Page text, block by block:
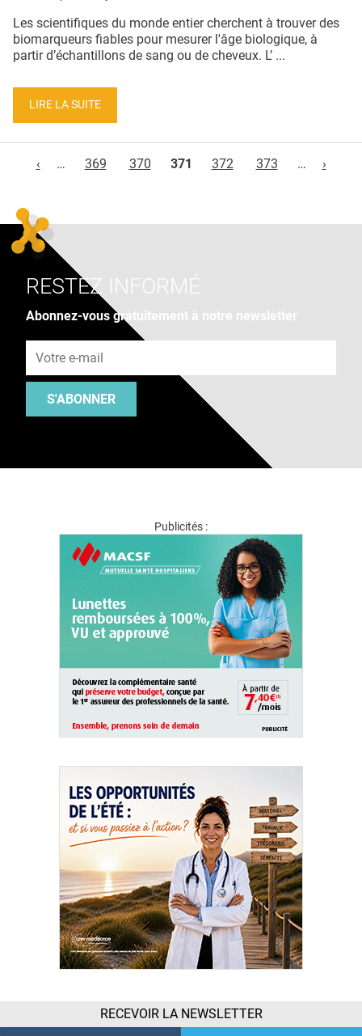
Les scientifiques du monde entier cherchent à trouver des
biomarqueurs fiables pour mesurer l'âge biologique, à
partir d’échantillons de sang ou de cheveux. L’ ...
LIRE LA SUITE
‹
… 369 370 371 372 373 … ›
RESTEZ INFORMÉ
Abonnez-vous gratuitement à notre newsletter
S'ABONNER
Publicités :
RECEVOIR LA NEWSLETTER